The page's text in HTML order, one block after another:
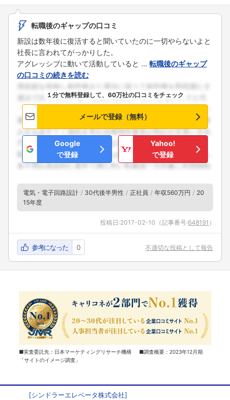
転職後のギャップの口コミ
新設は数年後に復活すると聞いていたのに一切やらないよと
社長に言われてがっかりした。
アグレッシブに動いて活動していると ... 転職後のギャップ
の口コミの続きを読む
１分で無料登録して、60万社の口コミをチェック
メールで登録（無料）
Google
で登録
Yahoo!
で登録
電気・電子回路設計 30代後半男性 正社員 年収560万円
20
15年度
投稿日:2017-02-10 （記事番号:648191 ）
参考になった 0 不適切な投稿として報告
■実査委託先：日本マーケティングリサーチ機構 ■調査概要：2023年12月期
「サイトのイメージ調査」
[シンドラーエレベータ株式会社]